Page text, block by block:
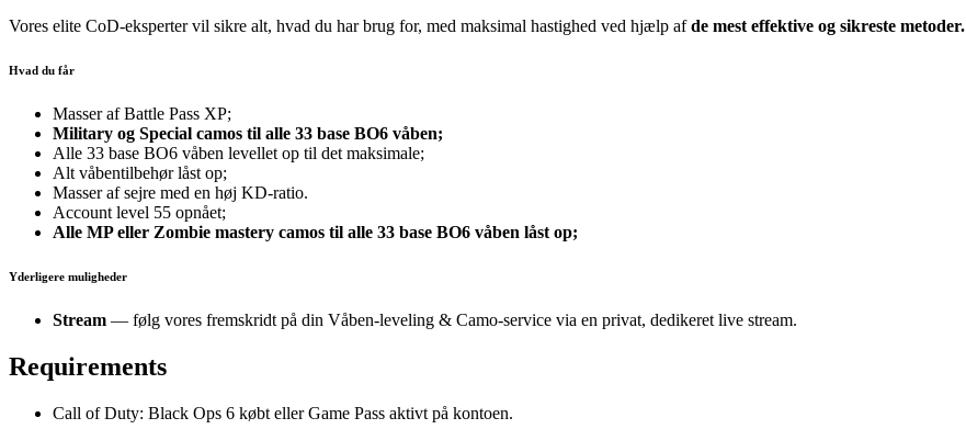
Vores elite CoD-eksperter vil sikre alt, hvad du har brug for, med maksimal hastighed ved hjælp afde mest effektive og sikreste metoder.
Hvad du får
Masser af Battle Pass XP;
Military og Special camos til alle 33 base BO6 våben;
Alle 33 base BO6 våben levellet op til det maksimale;
Alt våbentilbehør låst op;
Masser af sejre med en høj KD-ratio.
Account level 55 opnået;
Alle MP eller Zombie mastery camos til alle 33 base BO6 våben låst op;
Yderligere muligheder
Stream — følg vores fremskridt på din Våben-leveling & Camo-service via en privat, dedikeret live stream.
Requirements
Call of Duty: Black Ops 6 købt eller Game Pass aktivt på kontoen.